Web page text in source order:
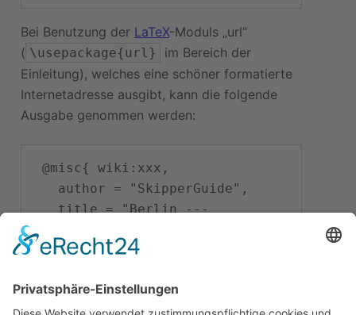
Bei Benutzung der LaTeX-Moduls „url“
( \usepackage{url}
im Bereich der
Einleitung), welches eine schöner formatierte
Internetadresse ausgibt, kann die folgende
Ausgabe genommen werden:
   title = "Berlin ---
SkipperGuide{,} ",
   year = "2012",
"\url{https://skipperguide.de/i